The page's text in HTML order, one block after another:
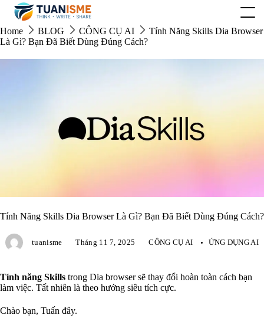
Skip
content
Home BLOG CÔNG CỤ AI
Tính Năng Skills Dia Browser
Là Gì? Bạn Đã Biết Dùng Đúng Cách?
Tính Năng Skills Dia Browser Là Gì? Bạn Đã Biết Dùng Đúng Cách?
tuanisme Tháng 11 7, 2025 CÔNG CỤ AI ỨNG DỤNG AI
Tính năng Skills trong Dia browser sẽ thay đổi hoàn toàn cách bạn
làm việc. Tất nhiên là theo hướng siêu tích cực.
Chào bạn, Tuấn đây.